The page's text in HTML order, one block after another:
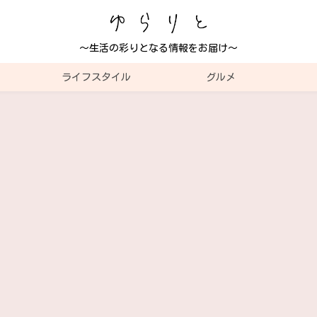
～生活の彩りとなる情報をお届け～
ライフスタイル グルメ